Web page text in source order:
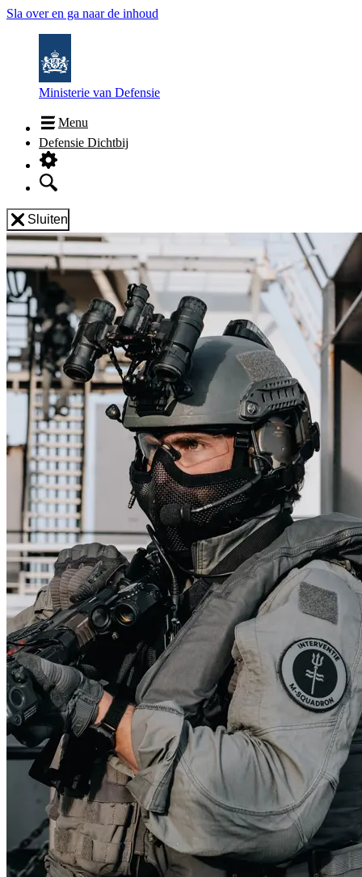
Sla over en ga naar de inhoud
Ministerie van Defensie
Menu
Defensie Dichtbij
Sluiten